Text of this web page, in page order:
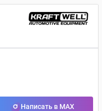
Написать в MAX